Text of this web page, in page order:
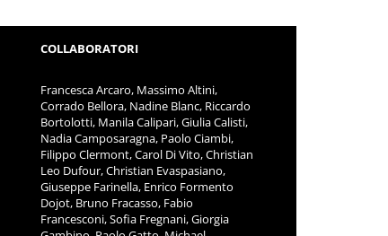
COLLABORATORI
Francesca Arcaro, Massimo Altini,
Corrado Bellora, Nadine Blanc, Riccardo
Bortolotti, Manila Calipari, Giulia Calisti,
Nadia Camposaragna, Paolo Ciambi,
Filippo Clermont, Carol Di Vito, Christian
Leo Dufour, Christian Evaspasiano,
Giuseppe Farinella, Enrico Formento
Dojot, Bruno Fracasso, Fabio
Francesconi, Sofia Fregnani, Giorgia